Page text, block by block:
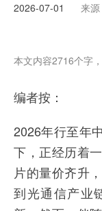
2026-07-01 来源
本文内容2716个字
编者按：
2026年行至年
下，正经历着
片的量价齐升
到光通信产业